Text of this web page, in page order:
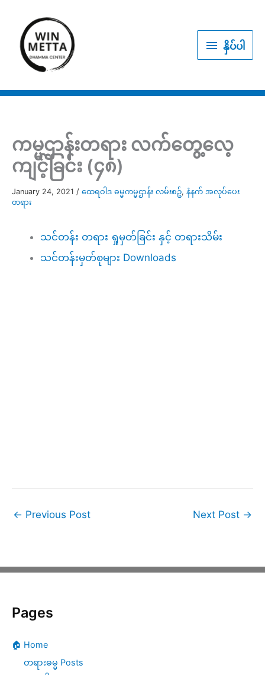
content
နှိပ် နှိပ်ပါ
ကမ္မဌာန်းတရား လက်တွေ့လေ့
ကျင့်ခြင်း (၄၈)
January 24, 2021 / ထေရဝါဒ ဓမ္မကမ္မဌာန်း လမ်းစဥ်, နံနက် အလုပ်ပေး
တရား
သင်တန်း တရား ရှုမှတ်ခြင်း နှင့် တရားသိမ်း
သင်တန်းမှတ်စုများ Downloads
← Previous Post Next Post →
Pages
🏠 Home
တရားဓမ္မ Posts